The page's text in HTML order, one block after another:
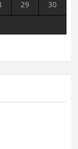
29 30